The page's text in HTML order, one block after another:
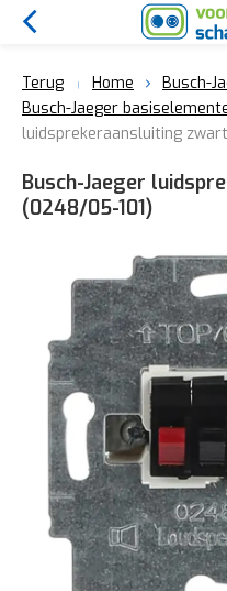
Terug Home
Busch-
Busch-Jaeger
luidsprekeraansluiting
Busch-Jaeger
(0248/05-101)